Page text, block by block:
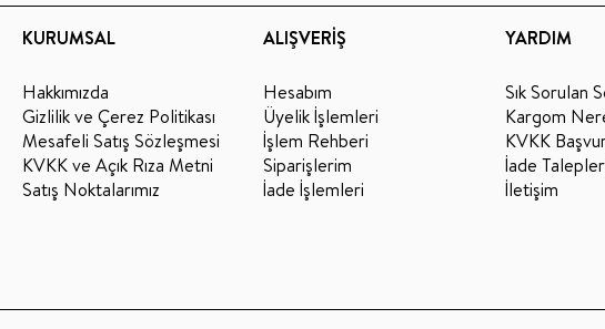
KURUMSAL
Hakkımızda
Gizlilik ve Çerez Politikası
Mesafeli Satış Sözleşmesi
KVKK ve Açık Rıza Metni
Satış Noktalarımız
ALIŞVERİŞ
Hesabım
Üyelik İşlemleri
İşlem Rehberi
Siparişlerim
İade İşlemleri
YARDIM
Sık Sorulan
Kargom
KVKK
İade
İletişim